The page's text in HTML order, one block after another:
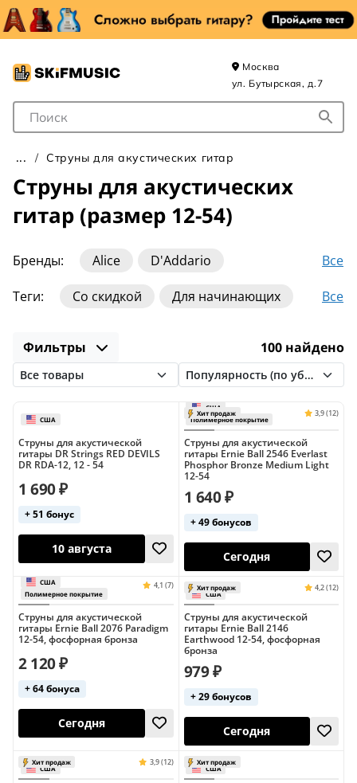
Поле для Поиска
Москва
ул. Бутырская, д.7
Струны для акустических гитар
Струны для акустических
гитар (размер 12-54)
Бренды: Все
Alice
D'Addario
DR Strings
Dean Markley
Galli
La Bella
Markbass
Pyramid
Smiger
Теги: Все
Со скидкой
Для начинающих
11-50
11-52
Elixir 11-52
Elixir 12-53
Бронзово-фосфорные
Бронзовые
Никилевые
Серебряные Стальные
Фильтры 100 найдено
Струны для акустической
гитары DR Strings RED DEVILS
DR RDA-12, 12 - 54
США
1 690 ₽
+ 51 бонус
Хит продаж
Струны для акустической
гитары Ernie Ball 2546 Everlast
Phosphor Bronze Medium Light
12-54
США
1 640 ₽
+ 49 бонусов
Сегодня
Струны для акустической
гитары Ernie Ball 2076 Paradigm
12-54, фосфорная бронза
2 120 ₽
+ 64 бонуса
Струны для акустической
гитары Ernie Ball 2146
Earthwood 12-54, фосфорная
бронза
979 ₽
+ 29 бонусов